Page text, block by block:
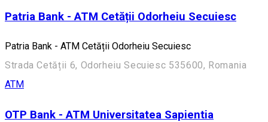
Patria Bank - ATM Cetății Odorheiu Secuiesc
Patria Bank - ATM Cetății Odorheiu Secuiesc
Strada Cetății 6, Odorheiu Secuiesc 535600, Romania
ATM
OTP Bank - ATM Universitatea Sapientia